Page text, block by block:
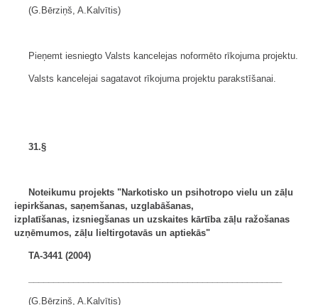
(G.Bērziņš, A.Kalvītis)
Pieņemt iesniegto Valsts kancelejas noformēto rīkojuma projektu.
Valsts kancelejai sagatavot rīkojuma projektu parakstīšanai.
31.§
Noteikumu projekts "Narkotisko un psihotropo vielu un zāļu
iepirkšanas, saņemšanas, uzglabāšanas,
izplatīšanas, izsniegšanas un uzskaites kārtība zāļu ražošanas
uzņēmumos, zāļu lieltirgotavās un aptiekās"
TA-3441 (2004)
(G.Bērziņš, A.Kalvītis)